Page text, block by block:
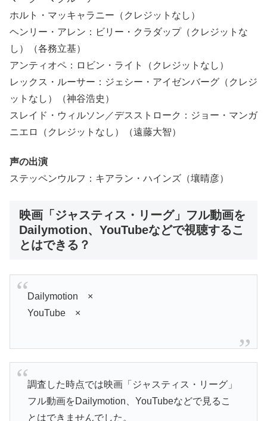
ホルト・マッキャラニー（クレジットなし）
ヘンリー・アレン：ビリー・クラダップ（クレジットな
し）（各務立基）
アンティオペ：ロビン・ライト（クレジットなし）
レックス・ルーサー：ジェシー・アイゼンバーグ（クレジ
ットなし）（神谷浩史）
スレイド・ウィルソン／デスストローク：ジョー・マンガ
ニエロ（クレジットなし）（遠藤大智）
声の出演
ステッペンウルフ：キアラン・ハインズ（壤晴彦）
映画「ジャスティス・リーグ」フル動画を
Dailymotion、YouTubeなどで視聴するこ
とはできる？
Dailymotion ×
YouTube ×
調査した時点では映画「ジャスティス・リーグ」
フル動画をDailymotion、YouTubeなどで見るこ
とはできませんでした。